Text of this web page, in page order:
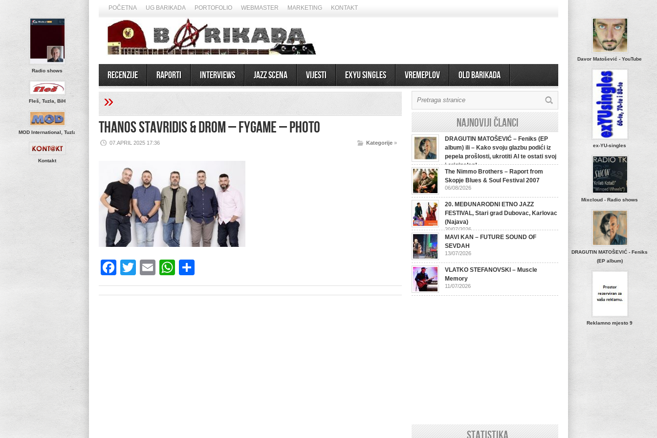
POČETNA UG BARIKADA PORTOFOLIO WEBMASTER MARKETING KONTAKT
Recenzije Raporti Interviews Jazz scena Vijesti EXYU Singles Vremeplov OLD BARIKADA
Radio shows
Fleš, Tuzla, BiH
MOD International, Tuzla
Kontakt
Davor Matošević - YouTube
ex-YU-singles
Mixcloud - Radio shows
DRAGUTIN MATOŠEVIĆ - Feniks
(EP album)
Reklamno mjesto 9
»
Thanos Stavridis & Drom – Fygame – Photo
07.APRIL 2025 17:36 Kategorije »
Facebook
TwitterEmailWhatsApp
Najnoviji članci
DRAGUTIN MATOŠEVIĆ – Feniks (EP
album) ili – Kako svoju glazbu podići iz
pepela prošlosti, ukrotiti AI te ostati svoj
i originalan!
07/08/2026
The Nimmo Brothers – Raport from
Skopje Blues & Soul Festival 2007
06/08/2026
20. MEĐUNARODNI ETNO JAZZ
FESTIVAL, Stari grad Dubovac, Karlovac
(Najava)
20/07/2026
MAVI KAN – FUTURE SOUND OF
SEVDAH
13/07/2026
VLATKO STEFANOVSKI – Muscle
Memory
11/07/2026